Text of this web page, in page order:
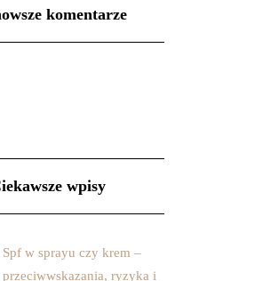
komentarze
wpisy
Spf w sprayu czy krem –
przeciwwskazania, ryzyka i